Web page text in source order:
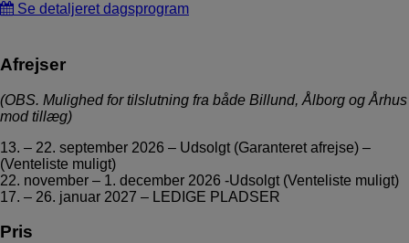
Se detaljeret dagsprogram
Afrejser
(OBS. Mulighed for tilslutning fra både Billund, Ålborg og Århus
mod tillæg)
13. – 22. september 2026 – Udsolgt (Garanteret afrejse) –
(Venteliste muligt)
22. november – 1. december 2026 -Udsolgt (Venteliste muligt)
17. – 26. januar 2027 – LEDIGE PLADSER
Pris